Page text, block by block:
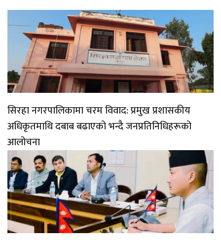
सिरहा नगरपालिकामा चरम विवाद: प्रमुख प्रशासकीय
अधिकृतमाथि दबाब बढाएको भन्दै जनप्रतिनिधिहरूको
आलोचना